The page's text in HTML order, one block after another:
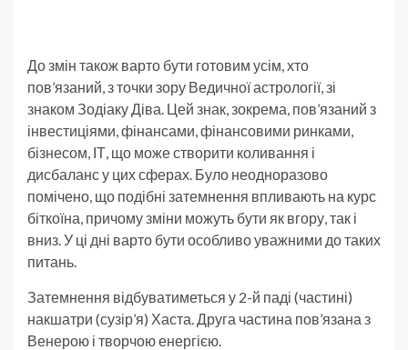
До змін також варто бути готовим усім, хто
пов’язаний, з точки зору Ведичної астрології, зі
знаком Зодіаку Діва. Цей знак, зокрема, пов’язаний з
інвестиціями, фінансами, фінансовими ринками,
бізнесом, ІТ, що може створити коливання і
дисбаланс у цих сферах. Було неодноразово
помічено, що подібні затемнення впливають на курс
біткоїна, причому зміни можуть бути як вгору, так і
вниз. У ці дні варто бути особливо уважними до таких
питань.
Затемнення відбуватиметься у 2-й паді (частині)
накшатри (сузір’я) Хаста. Друга частина пов’язана з
Венерою і творчою енергією.